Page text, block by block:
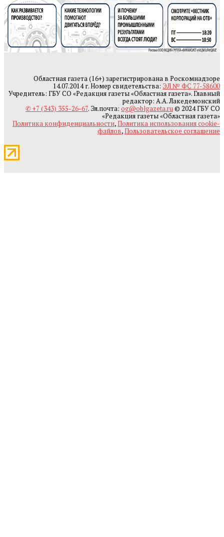
Областная газета (16+) зарегистрирована в Роскомнадзоре
14.07.2014 г. Номер свидетельства: ЭЛ № ФС 77-58600
Учредитель: ГБУ СО «Редакция газеты «Областная газета». Главный
редактор: А.А. Лакедемонский
✆ +7 (343) 355-26-67. Эл.почта: og@oblgazeta.ru© 2024 ГБУ СО
«Редакция газеты «Областная газета»
Политика конфиденциальности,Политика использования cookie-
файлов,Пользовательское соглашение